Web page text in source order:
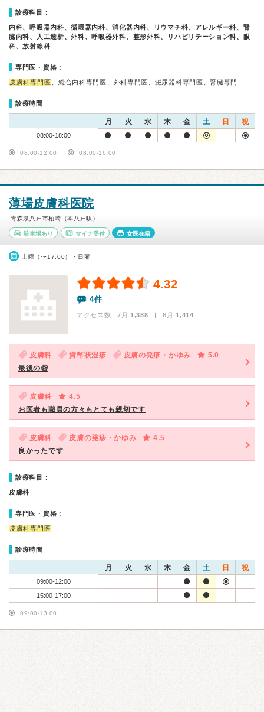
診療科目：
内科、呼吸器内科、循環器内科、消化器内科、リウマチ科、アレルギー科、腎
臓内科、人工透析、外科、呼吸器外科、整形外科、リハビリテーション科、眼
科、放射線科
専門医・資格：
皮膚科専門医 、総合内科専門医、外科専門医、泌尿器科専門医、腎臓専門…
診療時間
月 火 水 木 金 土 日 祝
08:00-18:00
08:00-12:00 08:00-16:00
薄場皮膚科医院
青森県八戸市柏崎（本八戸駅）
駐車場あり マイナ受付 女医在籍
土曜（〜17:00）・日曜
4.32
4件
アクセス数 7月:1,388 | 6月:1,414
皮膚科 貨幣状湿疹 皮膚の発疹・かゆみ
5.0
最後の砦
皮膚科
4.5
お医者も職員の方々もとても親切です
皮膚科 皮膚の発疹・かゆみ
4.5
良かったです
診療科目：
皮膚科
専門医・資格：
皮膚科専門医
診療時間
月 火 水 木 金 土 日 祝
09:00-12:00
15:00-17:00
09:00-13:00